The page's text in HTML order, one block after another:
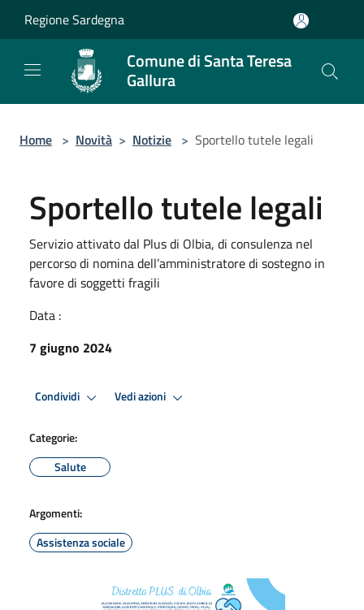
Regione Sardegna
Comune di Santa Teresa
Gallura
Home > Novità > Notizie > Sportello tutele legali
Sportello tutele legali
Servizio attivato dal Plus di Olbia, di consulenza nel
percorso di nomina dell’amministratore di sostegno in
favore di soggetti fragili
Data :
7 giugno 2024
Condividi Vedi azioni
Categorie:
Salute
Argomenti:
Assistenza sociale